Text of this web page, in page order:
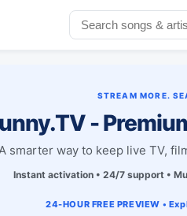
STREAM MORE.
-
A smarter way to keep live TV,
Instant activation • 24/7 support •
24-HOUR FREE PREVIEW •